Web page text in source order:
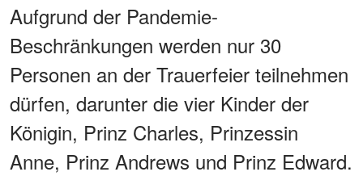
Aufgrund der Pandemie-
Beschränkungen werden nur 30
Personen an der Trauerfeier teilnehmen
dürfen, darunter die vier Kinder der
Königin, Prinz Charles, Prinzessin
Anne, Prinz Andrews und Prinz Edward.